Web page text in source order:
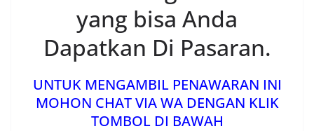
yang bisa Anda
Dapatkan Di Pasaran.
UNTUK MENGAMBIL PENAWARAN INI
MOHON CHAT VIA WA DENGAN KLIK
TOMBOL DI BAWAH